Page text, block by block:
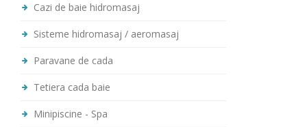
Cazi de baie hidromasaj
Sisteme hidromasaj / aeromasaj
Paravane de cada
Tetiera cada baie
Minipiscine - Spa